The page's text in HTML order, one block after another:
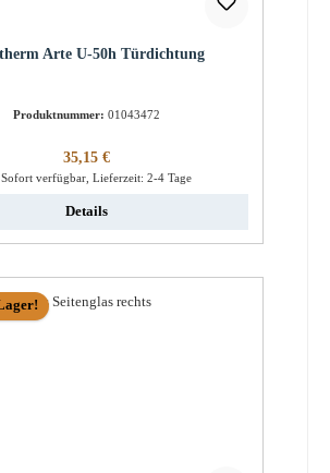
Arte U-50h Türdichtung
Produktnummer: 01043472
Regulärer Preis:
35,15 €
Sofort verfügbar, Lieferzeit: 2-4 Tage
Details